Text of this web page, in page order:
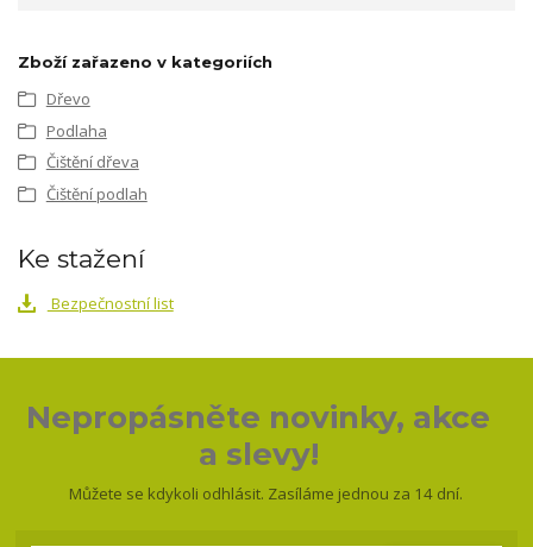
Zboží zařazeno v kategoriích
Dřevo
Podlaha
Čištění dřeva
Čištění podlah
Ke stažení
Bezpečnostní list
Nepropásněte novinky, akce
a slevy!
Můžete se kdykoli odhlásit. Zasíláme jednou za 14 dní.